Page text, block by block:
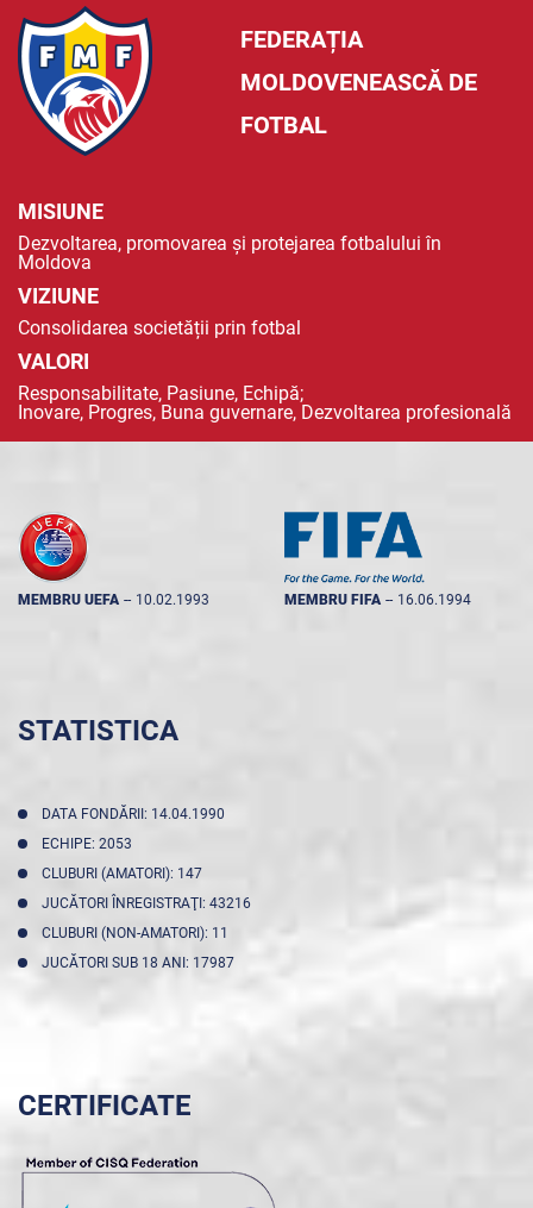
FEDERAȚIA
MOLDOVENEASCĂ DE
FOTBAL
MISIUNE
Dezvoltarea, promovarea și protejarea fotbalului în
Moldova
VIZIUNE
Consolidarea societății prin fotbal
VALORI
Responsabilitate, Pasiune, Echipă;
Inovare, Progres, Buna guvernare, Dezvoltarea profesională
MEMBRU UEFA -- 10.02.1993 MEMBRU FIFA -- 16.06.1994
STATISTICA
DATA FONDĂRII: 14.04.1990
ECHIPE: 2053
CLUBURI (AMATORI): 147
JUCĂTORI ÎNREGISTRAŢI: 43216
CLUBURI (NON-AMATORI): 11
JUCĂTORI SUB 18 ANI: 17987
CERTIFICATE